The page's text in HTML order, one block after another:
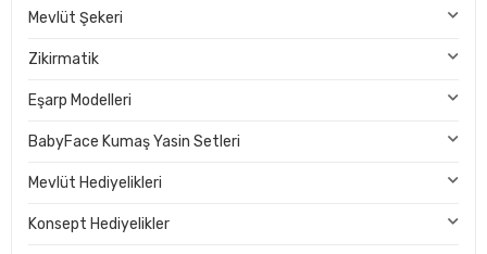
Mevlüt Şekeri
Zikirmatik
Eşarp Modelleri
BabyFace Kumaş Yasin Setleri
Mevlüt Hediyelikleri
Konsept Hediyelikler